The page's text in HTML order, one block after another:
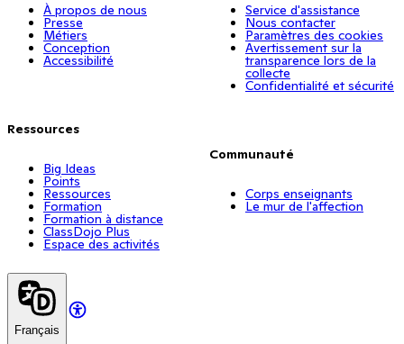
À propos de nous
Presse
Métiers
Conception
Accessibilité
Ressources
Big Ideas
Points
Ressources
Formation
Formation à distance
ClassDojo Plus
Espace des activités
Service d'assistance
Nous contacter
Paramètres des cookies
Avertissement sur la
transparence lors de la
collecte
Confidentialité et sécurité
Communauté
Corps enseignants
Le mur de l'affection
Français